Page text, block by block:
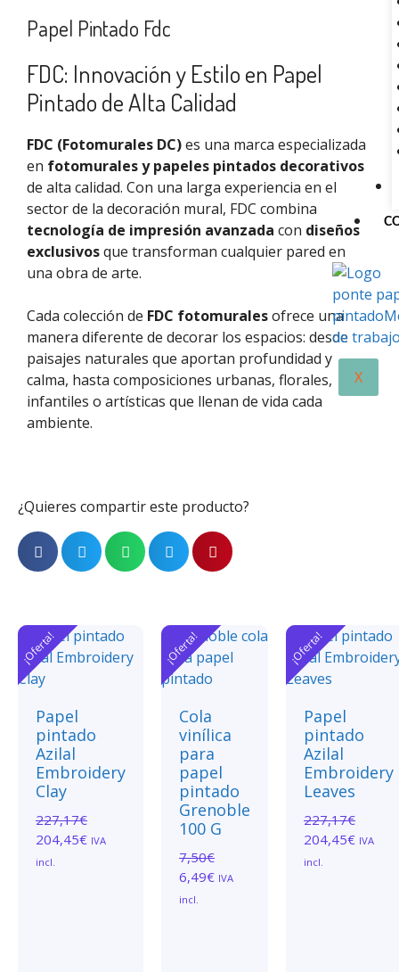
X
Papel Pintado Fdc
FDC: Innovación y Estilo en Papel
Pintado de Alta Calidad
FDC (Fotomurales DC)es una marca especializada
en fotomurales y papeles pintados decorativos
de alta calidad. Con una larga experiencia en el
sector de la decoración mural, FDC combina
tecnología de impresión avanzada con diseños
exclusivosque transforman cualquier pared en
una obra de arte.
Cada colección de FDC fotomuralesofrece una
manera diferente de decorar los espacios: desde
paisajes naturales que aportan profundidad y
calma, hasta composiciones urbanas, florales,
infantiles o artísticas que llenan de vida cada
ambiente.
¿Quieres compartir este producto?
¡Oferta!
Papel
pintado
Azilal
Embroidery
Clay
227,17€
204,45€ IVA
incl.
¡Oferta!
Cola
vinílica
para
papel
pintado
Grenoble
100 G
7,50€
6,49€ IVA
incl.
¡Oferta!
Papel
pintado
Azilal
Embroidery
Leaves
227,17€
204,45€ IVA
incl.